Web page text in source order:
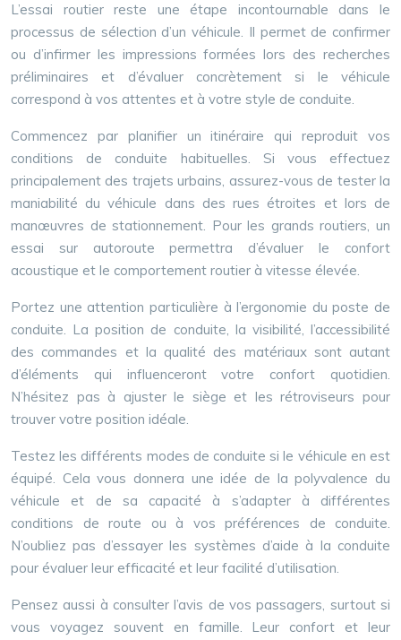
L’essai routier reste une étape incontournable dans le
processus de sélection d’un véhicule. Il permet de confirmer
ou d’infirmer les impressions formées lors des recherches
préliminaires et d’évaluer concrètement si le véhicule
correspond à vos attentes et à votre style de conduite.
Commencez par planifier un itinéraire qui reproduit vos
conditions de conduite habituelles. Si vous effectuez
principalement des trajets urbains, assurez-vous de tester la
maniabilité du véhicule dans des rues étroites et lors de
manœuvres de stationnement. Pour les grands routiers, un
essai sur autoroute permettra d’évaluer le confort
acoustique et le comportement routier à vitesse élevée.
Portez une attention particulière à l’ergonomie du poste de
conduite. La position de conduite, la visibilité, l’accessibilité
des commandes et la qualité des matériaux sont autant
d’éléments qui influenceront votre confort quotidien.
N’hésitez pas à ajuster le siège et les rétroviseurs pour
trouver votre position idéale.
Testez les différents modes de conduite si le véhicule en est
équipé. Cela vous donnera une idée de la polyvalence du
véhicule et de sa capacité à s’adapter à différentes
conditions de route ou à vos préférences de conduite.
N’oubliez pas d’essayer les systèmes d’aide à la conduite
pour évaluer leur efficacité et leur facilité d’utilisation.
Pensez aussi à consulter l’avis de vos passagers, surtout si
vous voyagez souvent en famille. Leur confort et leur